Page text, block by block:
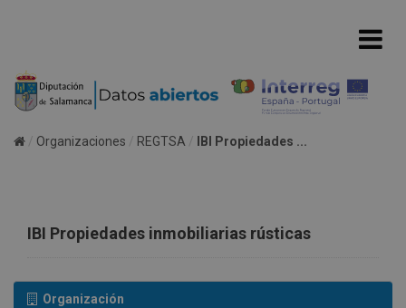
Organizaciones REGTSA IBI Propiedades ...
IBI Propiedades inmobiliarias rústicas
Organización